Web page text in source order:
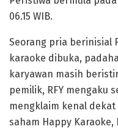
06.15 WIB.
Seorang pria berinisial
karaoke dibuka,
karyawan masih
pemilik, RFY mengaku
mengklaim kenal
saham Happy Karaoke,